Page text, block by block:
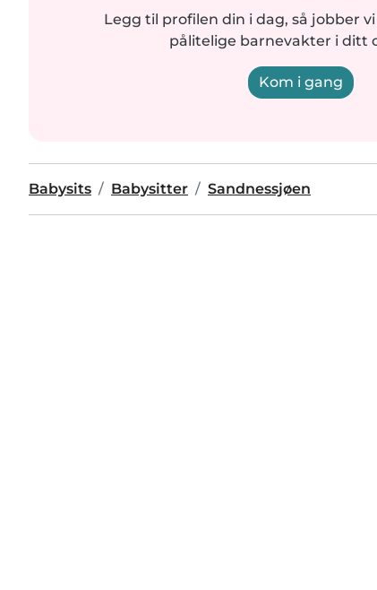
Legg til profilen din i dag, så jobber
pålitelige barnevakter i ditt
Kom i gang
Babysits Babysitter Sandnessjøen